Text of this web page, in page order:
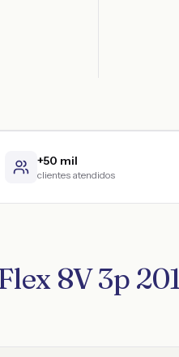
+50 mil
clientes atendidos
8V 3p